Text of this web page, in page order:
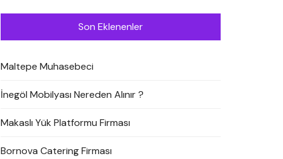
Son Eklenenler
Maltepe Muhasebeci
İnegöl Mobilyası Nereden Alınır ?
Makaslı Yük Platformu Firması
Bornova Catering Firması